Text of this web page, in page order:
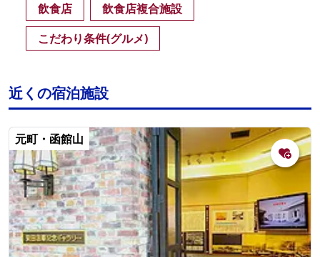
飲食店
飲食店複合施設
こだわり条件(グルメ)
近くの宿泊施設
元町・函館山